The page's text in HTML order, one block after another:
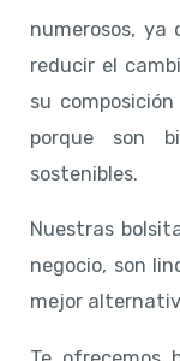
numerosos, ya
reducir el
su
porque son
sostenibles.
Nuestras
negocio, son
mejor